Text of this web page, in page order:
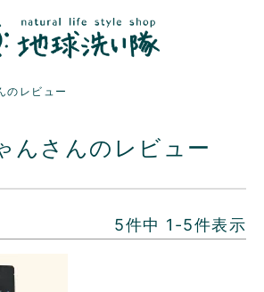
のレビュー
んさんのレビュー
5件中 1 -5件表示